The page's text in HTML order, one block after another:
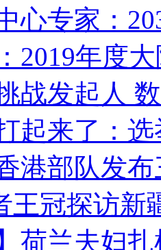
心专家：
2019年度
战发起人
起来了：
港部队发
王冠探访新
荷兰夫妇